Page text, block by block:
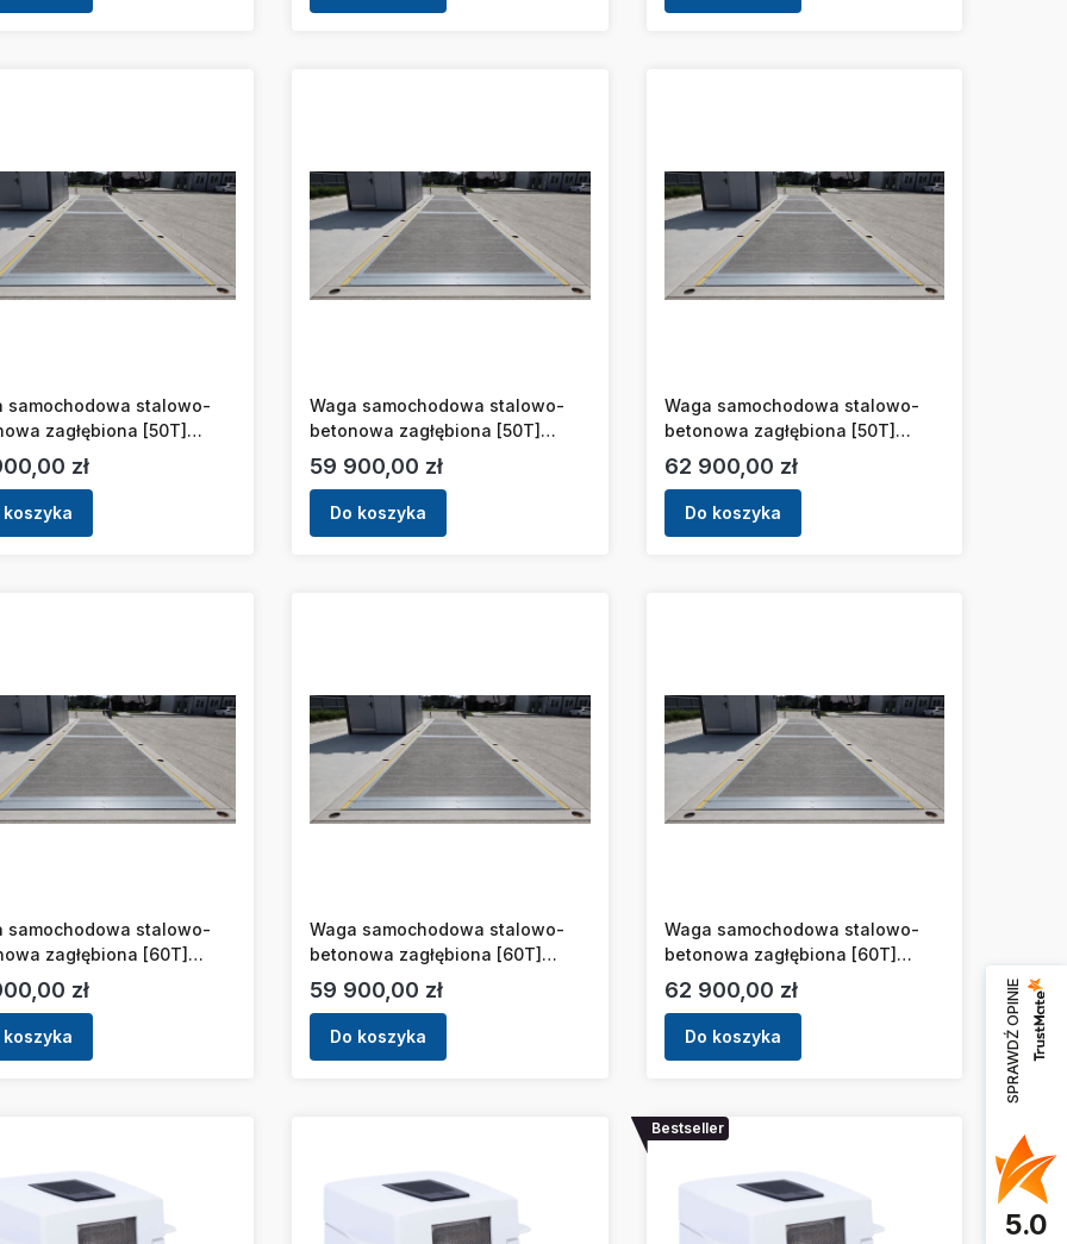
samochodowa stalowo-
zagłębiona [50T]
zł
koszyka
Waga samochodowa stalowo-
betonowa zagłębiona [50T]
[16x3m]
Cena
59 900,00 zł
Do koszyka
Waga samochodowa stalowo-
betonowa zagłębiona [50T]
[18x3m]
Cena
62 900,00 zł
Do koszyka
samochodowa stalowo-
zagłębiona [60T]
zł
koszyka
Waga samochodowa stalowo-
betonowa zagłębiona [60T]
[16x3m]
Cena
59 900,00 zł
Do koszyka
Waga samochodowa stalowo-
betonowa zagłębiona [60T]
[18x3m]
Cena
62 900,00 zł
Do koszyka
Bestseller
SPRAWDŹ OPINIE
5.0